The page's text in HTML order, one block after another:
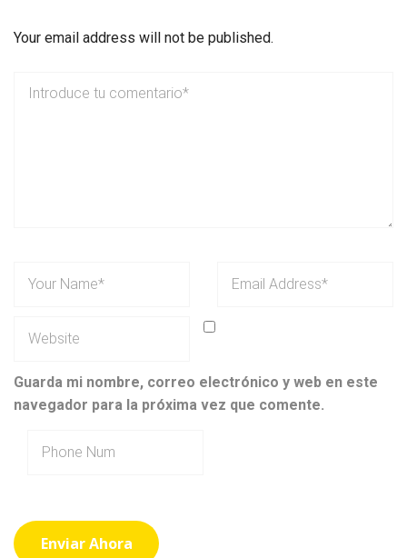
Your email address will not be published.
Guarda mi nombre, correo electrónico y web en este
navegador para la próxima vez que comente.